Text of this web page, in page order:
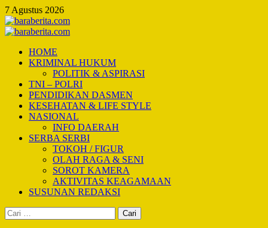
Skip
to
content
7 Agustus 2026
Primary
HOME
KRIMINAL HUKUM
POLITIK & ASPIRASI
TNI – POLRI
PENDIDIKAN DASMEN
KESEHATAN & LIFE STYLE
NASIONAL
INFO DAERAH
SERBA SERBI
TOKOH / FIGUR
OLAH RAGA & SENI
SOROT KAMERA
AKTIVITAS KEAGAMAAN
SUSUNAN REDAKSI
Cari
untuk: